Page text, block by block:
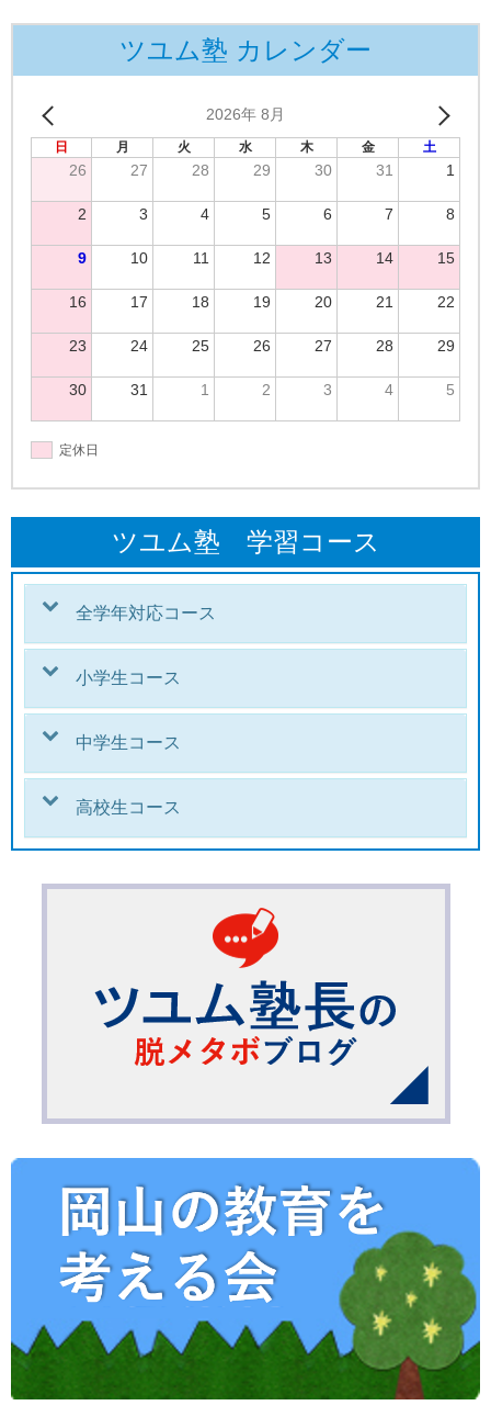
ツユム塾 カレンダー
2026年 8月
日 月 火 水 木 金 土
26 27 28 29 30 31 1
2 3 4 5 6 7 8
9 10 11 12 13 14 15
16 17 18 19 20 21 22
23 24 25 26 27 28 29
30 31 1 2 3 4 5
定休日
ツユム塾 学習コース
全学年対応コース
小学生コース
中学生コース
高校生コース